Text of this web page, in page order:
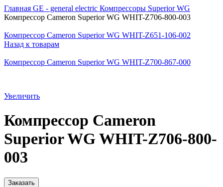
Главная GE - general electric Компрессоры Superior WG
Компрессор Cameron Superior WG WHIT-Z706-800-003
Компрессор Cameron Superior WG WHIT-Z651-106-002
Назад к товарам
Компрессор Cameron Superior WG WHIT-Z700-867-000
Увеличить
Компрессор Cameron
Superior WG WHIT-Z706-800-
003
Заказать